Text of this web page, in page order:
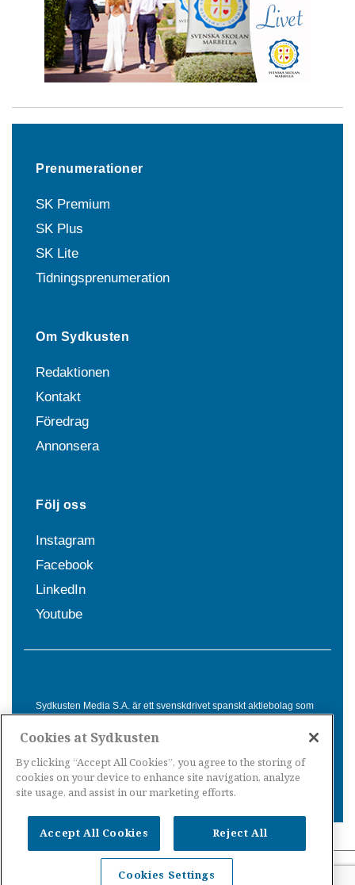
Prenumerationer
SK Premium
SK Plus
SK Lite
Tidningsprenumeration
Om Sydkusten
Redaktionen
Kontakt
Föredrag
Annonsera
Följ oss
Instagram
Facebook
LinkedIn
Youtube
Sydkusten Media S.A. är ett svenskdrivet spanskt aktiebolag som
Spanien. Genom nyhetsbevakning av hela Spanien, med bas på
informationsförmedling för svenskar i Spanien.
Nyheter Spanien· Nyheter Costa del Sol
Cookies at Sydkusten
By clicking “Accept All Cookies”, you agree to the storing of
cookies on your device to enhance site navigation, analyze
site usage, and assist in our marketing efforts.
Accept All Cookies Reject All
Cookies Settings